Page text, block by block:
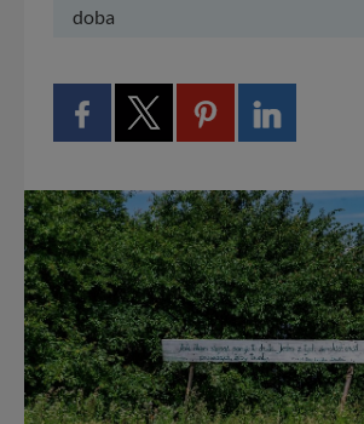
doba